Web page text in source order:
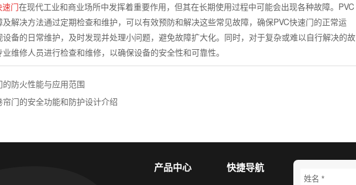
速门在现代工业和商业场所中发挥着重要作用，但其在长期使用过程中可能会出现各种故障。 PVC
解决方法通过定期检查和维护，可以有效预防和解决这些常见故障，确保PVC快速门的正常运
备的日常维护，及时发现并处理小问题，避免故障扩大化。同时，对于复杂或难以自行解决的故
维修人员进行检查和维修，以确保设备的安全性和可靠性。
的防火性能与应用范围
帘门的安全功能和防护设计介绍
产品中心 快捷导航